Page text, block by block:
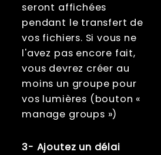
seront affichées
pendant le transfert de
vos fichiers. Si vous ne
l'avez pas encore fait,
vous devrez créer au
moins un groupe pour
vos lumières (bouton «
manage groups »)
3- Ajoutez un délai